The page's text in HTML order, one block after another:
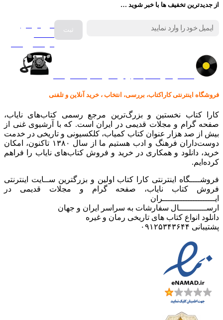
از جدیدترین تخفیف ها با خبر شوید …
فروش انواع
فروشگاه اینترنتی کاراکتاب، بررسی، انتخاب ، خرید آنلاین و تلفنی
کارا کتاب نخستین و بزرگ‌ترین مرجع رسمی کتاب‌های نایاب،
صفحه گرام و مجلات قدیمی در ایران است. که با آرشیوی غنی از
بیش از صد هزار عنوان کتاب کمیاب، کلکسیونی و تاریخی در خدمت
دوست‌داران فرهنگ و ادب هستیم ما از سال ۱۳۸۰ تاکنون، امکان
خرید، دانلود و همکاری در خرید و فروش کتاب‌های نایاب را فراهم
کرده‌ایم.
فروشــــگاه اینترنتی کارا کتاب اولین و بزرگترین ســایت اینترنتی
فروش کتاب نایاب، صفحه گرام و مجلات قدیمی در
ایـــــــــــــــــــــران
ارســـــــــــال سفارشات به سراسر ایران و جهان
دانلود انواع کتاب های تاریخی رمان و غیره
پشتیبانی ۰۹۱۲۵۳۴۳۶۴۴